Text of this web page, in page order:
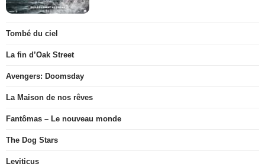
Tombé du ciel
La fin d’Oak Street
Avengers: Doomsday
La Maison de nos rêves
Fantômas – Le nouveau monde
The Dog Stars
Leviticus